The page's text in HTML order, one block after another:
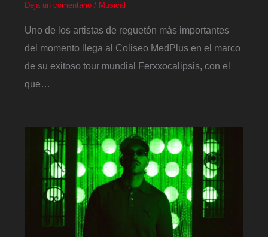
Deja un comentario / Musical
Uno de los artistas de reguetón más importantes
del momento llega al Coliseo MedPlus en el marco
de su exitoso tour mundial Ferxxocalipsis, con el
que…